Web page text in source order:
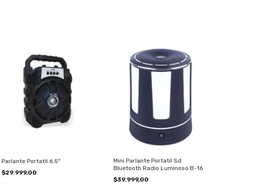
Parlante Portatil 6.5"
$29.999,00
Mini Parlante Portatil Sd
Bluetooth Radio Luminoso B-16
$39.999,00